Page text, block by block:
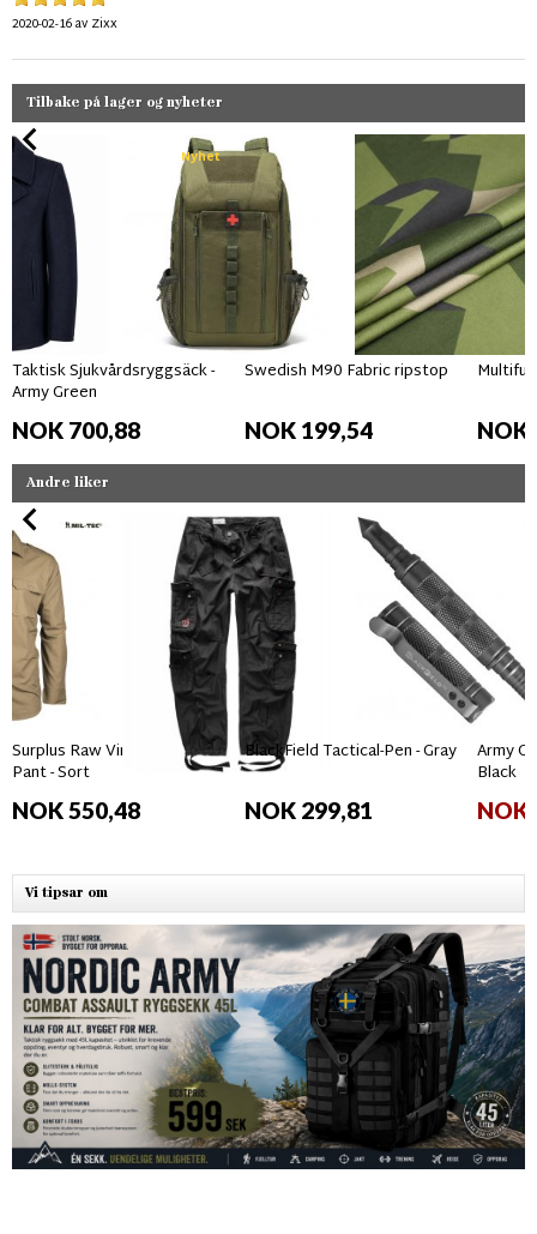
2020-02-16av Zixx
Tilbake på lager og nyheter
Nyhet
Taktisk Sjukvårdsryggsäck -
Army Green
NOK 700,88
Swedish M90 Fabric ripstop
NOK 199,54 NOK
Andre liker
Surplus Raw Vintage Airborne
Pant - Sort
NOK 550,48
BlackField Tactical-Pen - Gray
NOK 299,81
Army
Black
NOK
Vi tipsar om